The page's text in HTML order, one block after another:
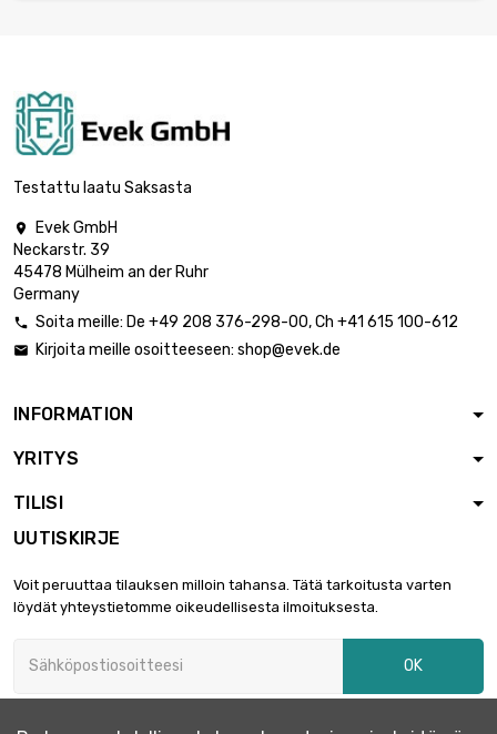
Testattu laatu Saksasta

Evek GmbH
Neckarstr. 39
45478 Mülheim an der Ruhr
Germany
 Soita meille: De +49 208 376-298-00, Ch +41 615 100-612
 Kirjoita meille osoitteeseen: shop@evek.de
INFORMATION
YRITYS
TILISI
UUTISKIRJE
Voit peruuttaa tilauksen milloin tahansa. Tätä tarkoitusta varten
löydät yhteystietomme oikeudellisesta ilmoituksesta.
OK